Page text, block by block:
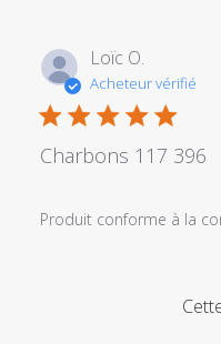
du
commentaire
personnalisé
le
Sat
2020
Loïc O.
Acheteur vérifié
Charbons 117 396
Produit conforme à la